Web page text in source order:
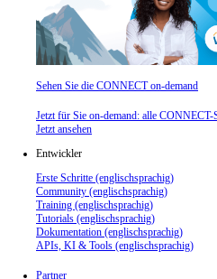
Sehen Sie die CONNECT on-demand
Jetzt für Sie on-demand: alle
Jetzt ansehen
Entwickler
Erste Schritte (englischsprachig)
Community (englischsprachig)
Training (englischsprachig)
Tutorials (englischsprachig)
Dokumentation (englischsprachig)
APIs, KI & Tools (englischsprachig)
Partner